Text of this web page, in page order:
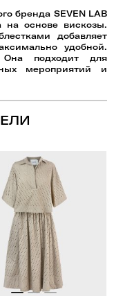
бренда SEVEN LAB
на основе вискозы.
добавляет
удобной.
Она подходит для
мероприятий и